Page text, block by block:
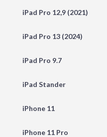
iPad Pro 12,9 (2021)
iPad Pro 13 (2024)
iPad Pro 9.7
iPad Stander
iPhone 11
iPhone 11 Pro